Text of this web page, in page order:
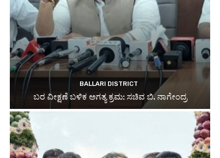
BALLARI DISTRICT
ಬರ ವೀಕ್ಷಣೆ ಬಳಿಕ ಅಗತ್ಯ ಕ್ರಮ: ಸಚಿವ ಬಿ. ನಾಗೇಂದ್ರ